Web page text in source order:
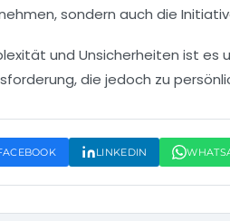
sondern auch die
und Unsicherheiten ist
die jedoch zu
LINKEDIN